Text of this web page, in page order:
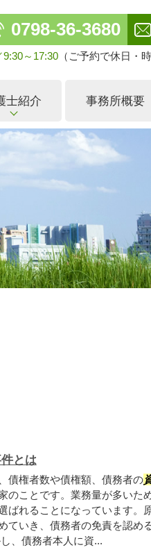
0798-36-3680
9:30～17:30 （ご予約で休日・
士紹介 事務所概要
とは
債権者数や債権額、債務者の
のことです。業務量が多いた
ばれることになっています。
ていき、債務者の免責を認め
、債務者本人に資...